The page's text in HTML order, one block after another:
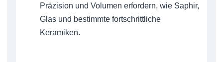
Präzision und Volumen erfordern, wie Saphir,
Glas und bestimmte fortschrittliche
Keramiken.